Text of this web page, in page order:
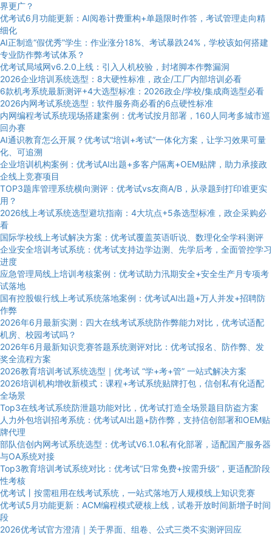
界更广？
优考试6月功能更新：AI阅卷计费重构+单题限时作答，考试管理走向精
细化
AI正制造“假优秀”学生：作业涨分18%、考试暴跌24%，学校该如何搭建
专业防作弊考试体系？
优考试局域网v6.2.0上线：引入人机校验，封堵脚本作弊漏洞
2026企业培训系统选型：8大硬性标准，政企/工厂内部培训必看
6款机考系统最新测评+4大选型标准：2026政企/学校/集成商选型必看
2026内网考试系统选型：软件服务商必看的6点硬性标准
内网编程考试系统现场搭建案例：优考试按月部署，160人同考多城市巡
回办赛
AI通识教育怎么开展？优考试“培训+考试”一体化方案，让学习效果可量
化、可追溯
企业培训机构案例：优考试AI出题+多客户隔离+OEM贴牌，助力承接政
企线上竞赛项目
TOP3题库管理系统横向测评：优考试vs友商A/B，从录题到打印谁更实
用？
2026线上考试系统选型避坑指南：4大坑点+5条选型标准，政企采购必
看
国际学校线上考试解决方案：优考试覆盖英语听说、数理化全学科测评
企业安全培训考试系统：优考试支持边学边测、先学后考，全面管控学习
进度
应急管理局线上培训考核案例：优考试助力汛期安全+安全生产月专项考
试落地
国有控股银行线上考试系统落地案例：优考试AI出题+万人并发+招聘防
作弊
2026年6月最新实测：四大在线考试系统防作弊能力对比，优考试适配
机房、校园考试吗？
2026年6月最新知识竞赛答题系统测评对比：优考试报名、防作弊、发
奖全流程方案
2026教育培训考试系统选型｜优考试 “学+考+管” 一站式解决方案
2026培训机构增收新模式：课程+考试系统贴牌打包，信创私有化适配
全场景
Top3在线考试系统防泄题功能对比，优考试打造全场景题目防盗方案
人力外包培训招考系统：优考试AI出题+防作弊，支持信创部署和OEM贴
牌代理
部队信创内网考试系统选型：优考试V6.1.0私有化部署，适配国产服务器
与OA系统对接
Top3教育培训考试系统对比：优考试“日常免费+按需升级”，更适配阶段
性考核
优考试丨按需租用在线考试系统，一站式落地万人规模线上知识竞赛
优考试5月功能更新：ACM编程模式硬核上线，试卷开放时间新增子时间
段
2026优考试官方澄清｜关于界面、组卷、公式三类不实测评回应